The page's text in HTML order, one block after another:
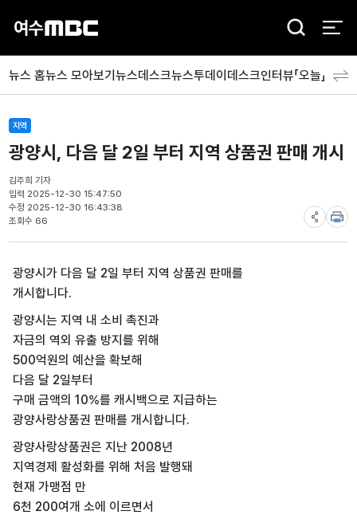
검
뉴스 홈뉴스 모아보기뉴스데스크뉴스투데이데스크인터뷰「오늘」 분야
지역
광양시, 다음 달 2일 부터 지역 상품권 판매 개시
김주희 기자
입력 2025-12-30 15:47:50
수정 2025-12-30 16:43:38
조회수 66
광양시가 다음 달 2일 부터 지역 상품권 판매를
개시합니다.
광양시는 지역 내 소비 촉진과
자금의 역외 유출 방지를 위해
500억원의 예산을 확보해
다음 달 2일부터
구매 금액의 10%를 캐시백으로 지급하는
광양사랑상품권 판매를 개시합니다.
광양사랑상품권은 지난 2008년
지역경제 활성화를 위해 처음 발행돼
현재 가맹점 만
6천 200여개 소에 이르면서